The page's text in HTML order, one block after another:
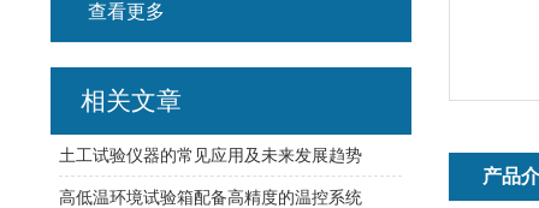
产品
查看更多
相关文章
土工试验仪器的常见应用及未来发展趋势
高低温环境试验箱配备高精度的温控系统